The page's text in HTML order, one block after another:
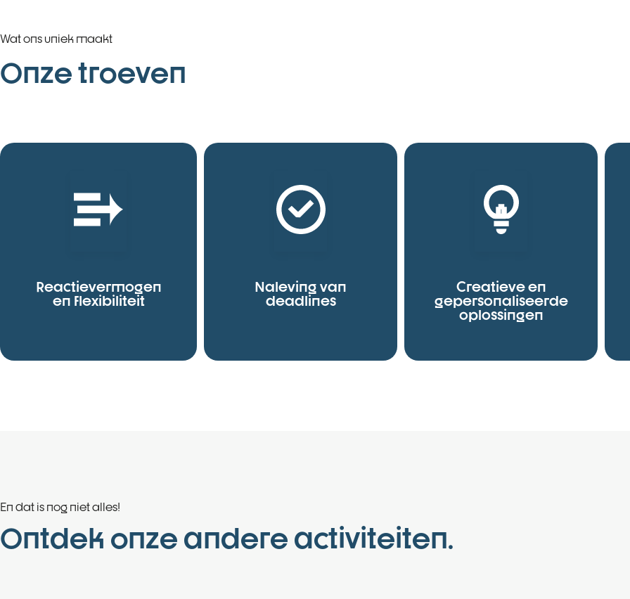
Wat ons uniek maakt
Onze troeven
Reactievermogen
en flexibiliteit
Naleving van
deadlines
Creatieve en
gepersonaliseerde
oplossingen
En dat is nog niet alles!
Ontdek onze andere activiteiten.